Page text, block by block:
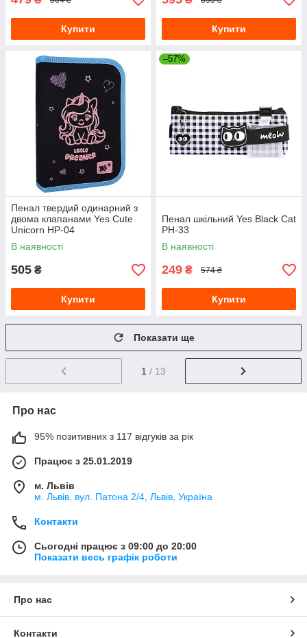
Купити Купити
Пенал твердий одинарний з
двома клапанами Yes Cute
Unicorn HP-04
В наявності
505 ₴
Купити
–57%
Пенал шкільний Yes Black Cat
PH-33
В наявності
249 ₴ 574 ₴
Купити
Показати ще
1 / 13
Про нас
95% позитивних з 117 відгуків за рік
Працює з 25.01.2019
м. Львів
м. Львів, вул. Патона 2/4, Львів, Україна
Контакти
Сьогодні працює з 09:00 до 20:00
Показати весь графік роботи
Про нас
Контакти